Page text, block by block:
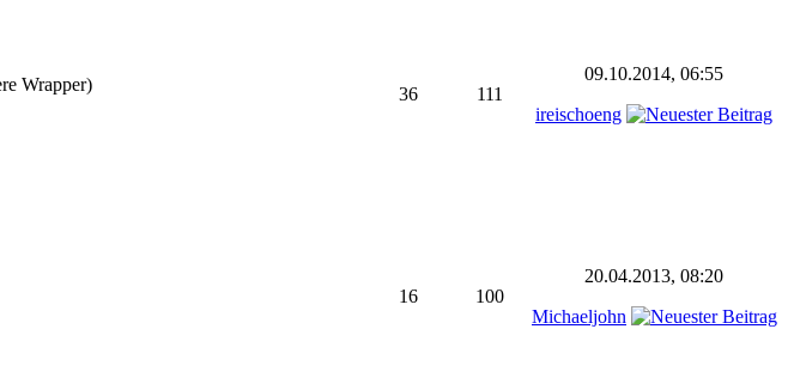
Wrapper)
36 111
09.10.2014, 06:55
ireischoeng
16 100
20.04.2013, 08:20
Michaeljohn